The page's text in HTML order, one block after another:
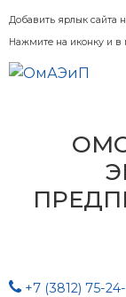
Добавить ярлык сайта
Нажмите на иконку и
+7 (3812) 75-